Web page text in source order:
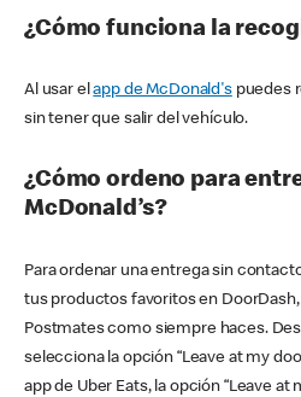
¿Cómo funciona la
Al usar elapp de McDonald'spuedes
sin tener que salir del vehículo.
¿Cómo ordeno para
McDonald’s?
Para ordenar una entrega sin
tus productos favoritos en DoorDash,
Postmates como siempre haces.
selecciona la opción “Leave at my
app de Uber Eats, la opción “Leave at